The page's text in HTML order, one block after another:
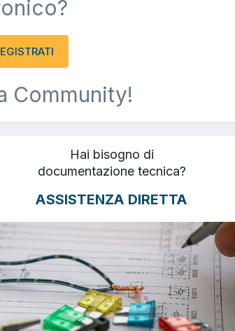
Community!
Hai bisogno di
documentazione tecnica?
ASSISTENZA DIRETTA